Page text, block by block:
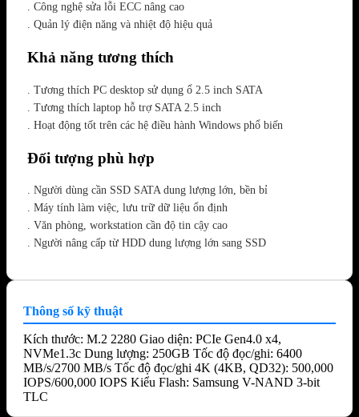
. Công nghệ sửa lỗi ECC nâng cao
. Quản lý điện năng và nhiệt độ hiệu quả
Khả năng tương thích
. Tương thích PC desktop sử dụng ổ 2.5 inch SATA
. Tương thích laptop hỗ trợ SATA 2.5 inch
. Hoạt động tốt trên các hệ điều hành Windows phổ biến
Đối tượng phù hợp
. Người dùng cần SSD SATA dung lượng lớn, bền bỉ
. Máy tính làm việc, lưu trữ dữ liệu ổn định
. Văn phòng, workstation cần độ tin cậy cao
. Người nâng cấp từ HDD dung lượng lớn sang SSD
Thông số kỹ thuật
Kích thước: M.2 2280 Giao diện: PCIe Gen4.0 x4,
NVMe1.3c Dung lượng: 250GB Tốc độ đọc/ghi: 6400
MB/s/2700 MB/s Tốc độ đọc/ghi 4K (4KB, QD32): 500,000
IOPS/600,000 IOPS Kiểu Flash: Samsung V-NAND 3-bit
TLC